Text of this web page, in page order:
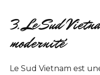
3. Le Sud
modernité
Le Sud Vietnam est